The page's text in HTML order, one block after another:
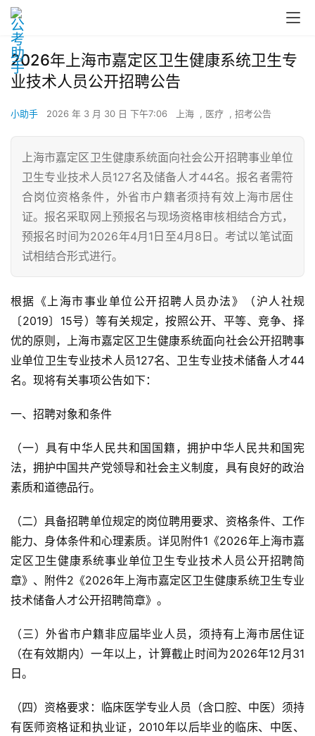
2026年上海市嘉定区卫生健康系统卫生专
业技术人员公开招聘公告
小助手 2026 年 3 月 30 日 下午7:06 上海 , 医疗 , 招考公告
上海市嘉定区卫生健康系统面向社会公开招聘事业单位
卫生专业技术人员127名及储备人才44名。报名者需符
合岗位资格条件，外省市户籍者须持有效上海市居住
证。报名采取网上预报名与现场资格审核相结合方式，
预报名时间为2026年4月1日至4月8日。考试以笔试面
试相结合形式进行。
根据《上海市事业单位公开招聘人员办法》（沪人社规
〔2019〕15号）等有关规定，按照公开、平等、竞争、择
优的原则，上海市嘉定区卫生健康系统面向社会公开招聘事
业单位卫生专业技术人员127名、卫生专业技术储备人才44
名。现将有关事项公告如下：
一、招聘对象和条件
（一）具有中华人民共和国国籍，拥护中华人民共和国宪
法，拥护中国共产党领导和社会主义制度，具有良好的政治
素质和道德品行。
（二）具备招聘单位规定的岗位聘用要求、资格条件、工作
能力、身体条件和心理素质。详见附件1《2026年上海市嘉
定区卫生健康系统事业单位卫生专业技术人员公开招聘简
章》、附件2《2026年上海市嘉定区卫生健康系统卫生专业
技术储备人才公开招聘简章》。
（三）外省市户籍非应届毕业人员，须持有上海市居住证
（在有效期内）一年以上，计算截止时间为2026年12月31
日。
（四）资格要求：临床医学专业人员（含口腔、中医）须持
有医师资格证和执业证，2010年以后毕业的临床、中医、